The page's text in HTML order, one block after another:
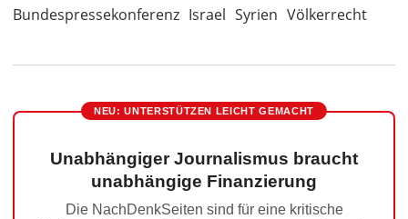
Bundespressekonferenz Israel Syrien Völkerrecht
NEU: UNTERSTÜTZEN LEICHT GEMACHT
Unabhängiger Journalismus braucht
unabhängige Finanzierung
Die NachDenkSeiten sind für eine kritische